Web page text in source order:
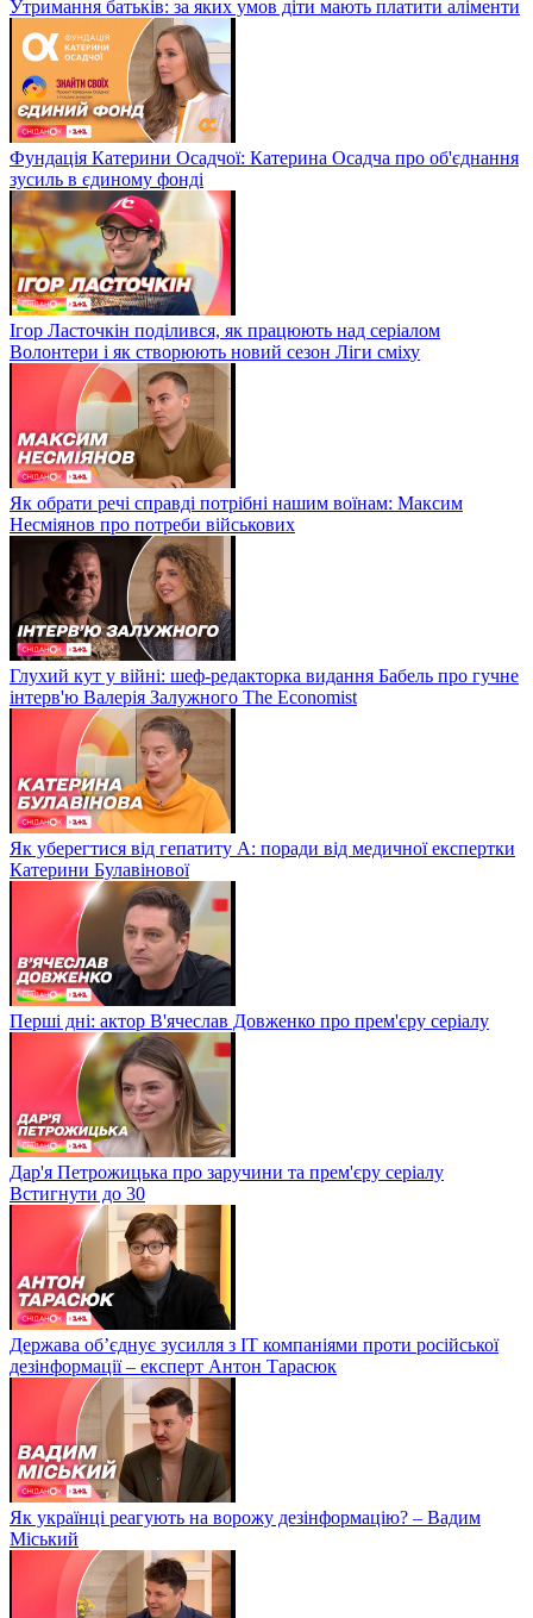
Утримання батьків: за яких умов діти мають платити аліменти
Фундація Катерини Осадчої: Катерина Осадча про об'єднання
зусиль в єдиному фонді
Ігор Ласточкін поділився, як працюють над серіалом
Волонтери і як створюють новий сезон Ліги сміху
Як обрати речі справді потрібні нашим воїнам: Максим
Несміянов про потреби військових
Глухий кут у війні: шеф-редакторка видання Бабель про гучне
інтерв'ю Валерія Залужного The Economist
Як уберегтися від гепатиту А: поради від медичної експертки
Катерини Булавінової
Перші дні: актор В'ячеслав Довженко про прем'єру серіалу
Дар'я Петрожицька про заручини та прем'єру серіалу
Встигнути до 30
Держава об’єднує зусилля з ІТ компаніями проти російської
дезінформації – експерт Антон Тарасюк
Як українці реагують на ворожу дезінформацію? – Вадим
Міський